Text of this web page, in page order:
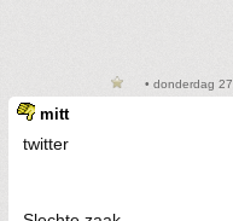
• donderdag
mitt
twitter